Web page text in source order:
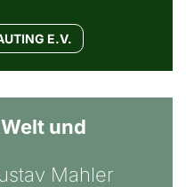
E.V.
und
Mahler